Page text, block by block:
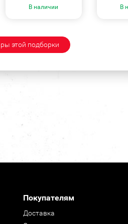
В наличии В
этой подборки
Покупателям
Доставка